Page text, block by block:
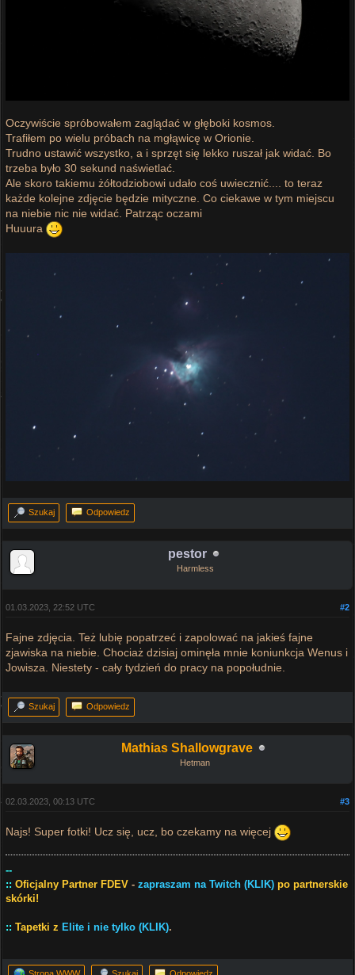
Oczywiście spróbowałem zaglądać w głęboki kosmos.
Trafiłem po wielu próbach na mgłąwicę w Orionie.
Trudno ustawić wszystko, a i sprzęt się lekko ruszał jak widać. Bo
trzeba było 30 sekund naświetlać.
Ale skoro takiemu żółtodziobowi udało coś uwiecznić.... to teraz
każde kolejne zdjęcie będzie mityczne. Co ciekawe w tym miejscu
na niebie nic nie widać. Patrząc oczami
Huuura
Szukaj Odpowiedz
pestor
Harmless
#2
01.03.2023, 22:52 UTC
Fajne zdjęcia. Też lubię popatrzeć i zapolować na jakieś fajne
zjawiska na niebie. Chociaż dzisiaj ominęła mnie koniunkcja Wenus i
Jowisza. Niestety - cały tydzień do pracy na popołudnie.
Szukaj Odpowiedz
Mathias Shallowgrave
Hetman
#3
02.03.2023, 00:13 UTC
Najs! Super fotki! Ucz się, ucz, bo czekamy na więcej
--
:: Oficjalny Partner FDEV -zapraszam na Twitch (KLIK) po partnerskie
skórki!
:: Tapetki z Elite i nie tylko (KLIK).